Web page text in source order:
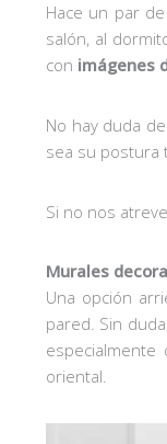
Hace un par
salón, al
con imágenes
No hay duda
sea su postura
Si no nos
Murales
Una opción
pared. Sin
oriental.